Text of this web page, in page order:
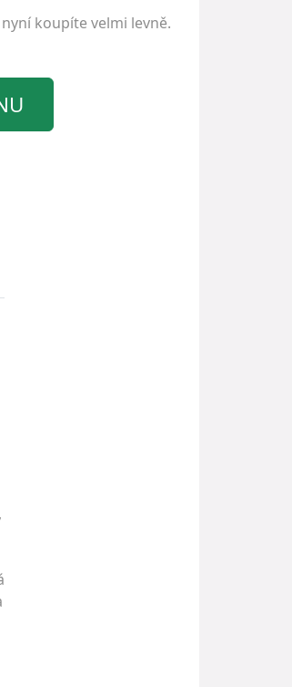
nyní koupíte velmi levně.